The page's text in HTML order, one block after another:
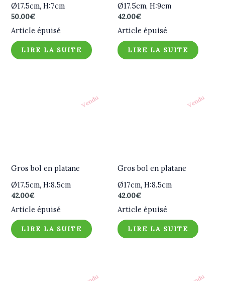
Ø17.5cm, H:7cm
50.00€
Article épuisé
LIRE LA SUITE
Ø17.5cm, H:9cm
42.00€
Article épuisé
LIRE LA SUITE
Vendu
Gros bol en platane
Ø17.5cm, H:8.5cm
42.00€
Article épuisé
LIRE LA SUITE
Vendu
Gros bol en platane
Ø17cm, H:8.5cm
42.00€
Article épuisé
LIRE LA SUITE